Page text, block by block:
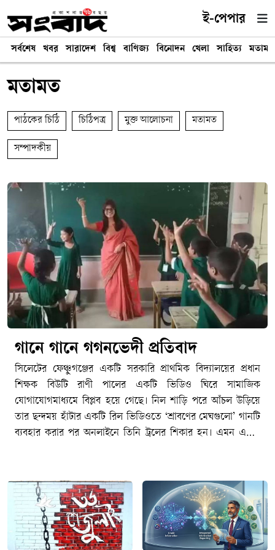
ই-পেপার
সর্বশেষ খবর সারাদেশ বিশ্ব বাণিজ্য বিনোদন খেলা সাহিত্য মতামত
মতামত
পাঠকের চিঠি চিঠিপত্র মুক্ত আলোচনা মতামত
সম্পাদকীয়
গানে গানে গগনভেদী প্রতিবাদ
সিলেটের ফেঞ্চুগঞ্জের একটি সরকারি প্রাথমিক বিদ্যালয়ের প্রধান
শিক্ষক বিউটি রাণী পালের একটি ভিডিও ঘিরে সামাজিক
যোগাযোগমাধ্যমে বিপ্লব হয়ে গেছে। নিল শাড়ি পরে আঁচল উড়িয়ে
তার ছন্দময় হাঁটার একটি রিল ভিডিওতে ‘শ্রাবণের মেঘগুলো’ গানটি
ব্যবহার করার পর অনলাইনে তিনি ট্রলের শিকার হন। এমন একটি
প্রকাশের মাধ্যমে তার পাশে দাঁড়ান। শুধু ট্রল নয়, বিউটি পালের
ভিডিও সরকারি কর্মচারীদের আচরণবিধি বা সামাজিক
যোগাযোগমাধ্যম ব্যবহারের নীতিমালা লঙ্ঘন করেছে কিনা, তা যাচাই
করে প্রশাসনিক ব্যবস্থা নেয়ার প্রস্তুতি নিতে যাচ্ছিল স্থানীয় প্রাথমিক
শিক্ষা বিভাগ, প্রতিমন্ত্রীর বক্তব্যের পর থেমে যায় তদন্ত কমিটি গঠনের